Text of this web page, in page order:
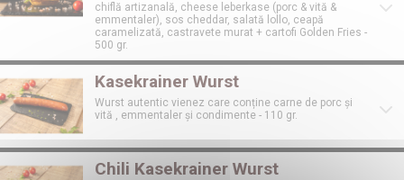
chiflă artizanală, cheese leberkase (porc & vită &
emmentaler), sos cheddar, salată lollo, ceapă
caramelizată, castravete murat + cartofi Golden Fries -
500 gr.
Kasekrainer Wurst
Wurst autentic vienez care conține carne de porc și
vită , emmentaler și condimente - 110 gr.
Chili Kasekrainer Wurst